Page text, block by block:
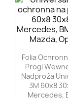
Folia
Progi
Nadproża
3M 60x8
Mercedes,